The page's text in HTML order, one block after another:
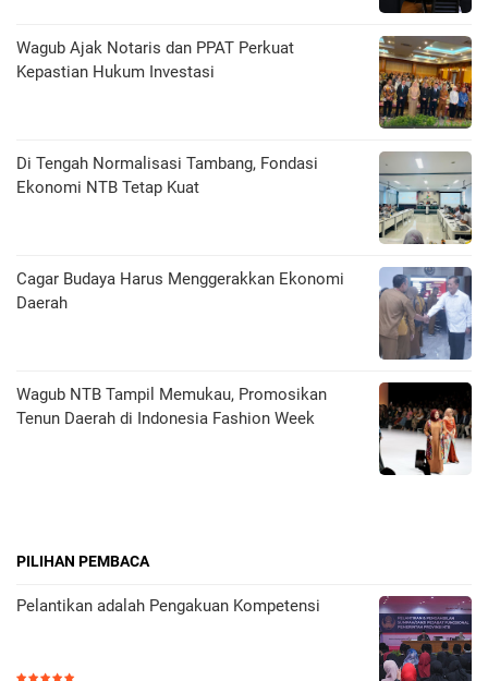
Wagub Ajak Notaris dan PPAT Perkuat
Kepastian Hukum Investasi
Di Tengah Normalisasi Tambang, Fondasi
Ekonomi NTB Tetap Kuat
Cagar Budaya Harus Menggerakkan Ekonomi
Daerah
Wagub NTB Tampil Memukau, Promosikan
Tenun Daerah di Indonesia Fashion Week
PILIHAN PEMBACA
Pelantikan adalah Pengakuan Kompetensi